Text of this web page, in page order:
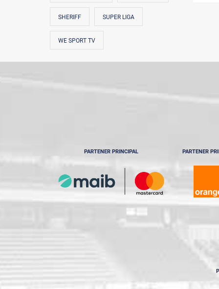
SHERIFF SUPER LIGA
WE SPORT TV
PARTENER PRINCIPAL PARTENER